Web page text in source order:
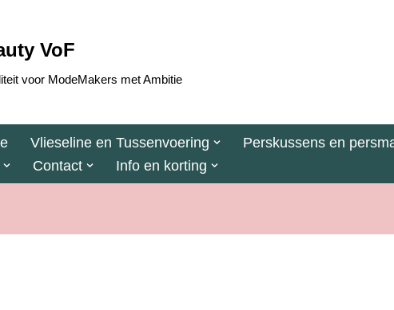
VoF
voor ModeMakers met Ambitie
Vlieseline en Tussenvoering
Perskussens en
Contact Info en korting